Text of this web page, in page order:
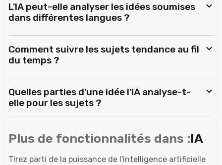
L'IA peut-elle analyser les idées soumises
dans différentes langues ?
Comment suivre les sujets tendance au fil
du temps ?
Quelles parties d'une idée l'IA analyse-t-
elle pour les sujets ?
Plus de fonctionnalités dans :IA
Tirez parti de la puissance de l'intelligence artificielle